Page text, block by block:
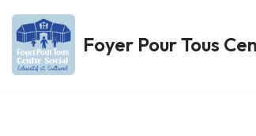
Aller
au
Foyer Pour Tous